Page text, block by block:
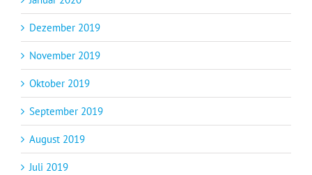
Dezember 2019
November 2019
Oktober 2019
September 2019
August 2019
Juli 2019